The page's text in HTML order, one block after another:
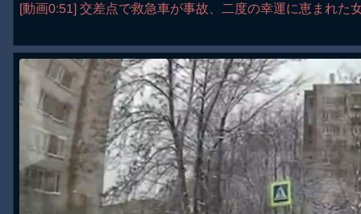
[動画0:51] 交差点で救急車が事故、二度の幸運に恵まれた